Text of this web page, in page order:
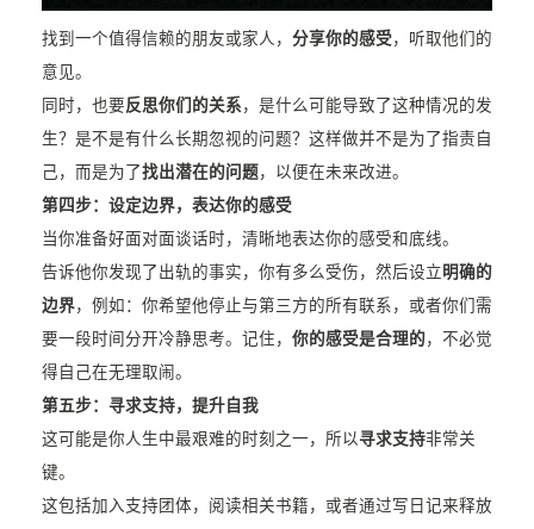
找到一个值得信赖的朋友或家人， 分享你的感受，听取他们的
意见。
同时，也要反思你们的关系 ，是什么可能导致了这种情况的发
生？是不是有什么长期忽视的问题？这样做并不是为了指责自
己，而是为了找出潜在的问题，以便在未来改进。
第四步：设定边界，表达你的感受
当你准备好面对面谈话时，清晰地表达你的感受和底线。
告诉他你发现了出轨的事实，你有多么受伤，然后设立明确的
边界，例如：你希望他停止与第三方的所有联系，或者你们需
要一段时间分开冷静思考。记住， 你的感受是合理的，不必觉
得自己在无理取闹。
第五步：寻求支持，提升自我
这可能是你人生中最艰难的时刻之一，所以寻求支持非常关
键。
这包括加入支持团体，阅读相关书籍，或者通过写日记来释放